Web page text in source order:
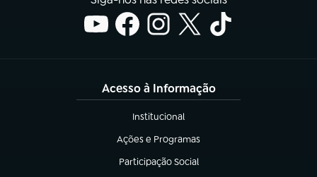
Acesso à Informação
Institucional
(abre em nova aba)
Ações e Programas
(abre em nova aba)
Participação Social
(abre em nova aba)